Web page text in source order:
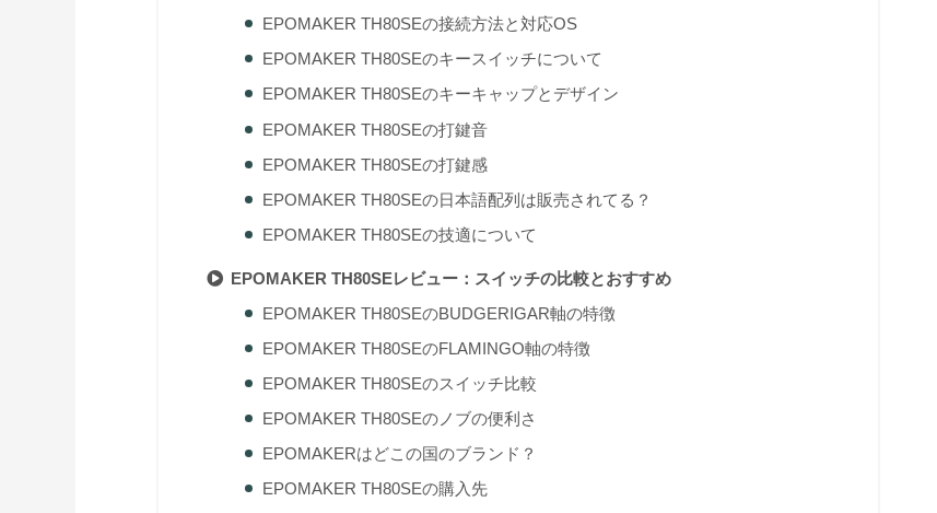
EPOMAKER TH80SEの接続方法と対応OS
EPOMAKER TH80SEのキースイッチについて
EPOMAKER TH80SEのキーキャップとデザイン
EPOMAKER TH80SEの打鍵音
EPOMAKER TH80SEの打鍵感
EPOMAKER TH80SEの日本語配列は販売されてる？
EPOMAKER TH80SEの技適について
EPOMAKER TH80SEレビュー：スイッチの比較とおすすめ
EPOMAKER TH80SEのBUDGERIGAR軸の特徴
EPOMAKER TH80SEのFLAMINGO軸の特徴
EPOMAKER TH80SEのスイッチ比較
EPOMAKER TH80SEのノブの便利さ
EPOMAKERはどこの国のブランド？
EPOMAKER TH80SEの購入先